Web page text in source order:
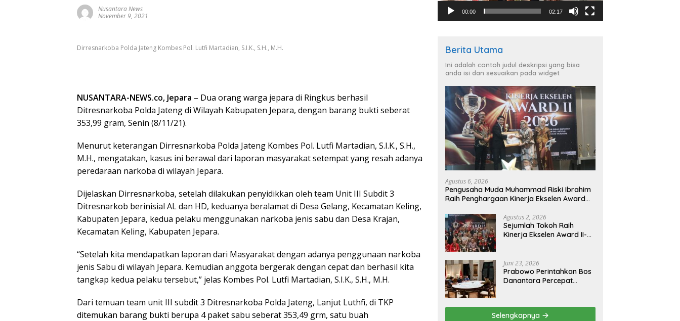
Nusantara News
November 9, 2021
Dirresnarkoba Polda Jateng Kombes Pol. Lutfi Martadian, S.I.K., S.H., M.H.
NUSANTARA-NEWS.co, Jepara – Dua orang warga jepara di Ringkus berhasil
Ditresnarkoba Polda Jateng di Wilayah Kabupaten Jepara, dengan barang bukti seberat
353,99 gram, Senin (8/11/21).
Menurut keterangan Dirresnarkoba Polda Jateng Kombes Pol. Lutfi Martadian, S.I.K., S.H.,
M.H., mengatakan, kasus ini berawal dari laporan masyarakat setempat yang resah adanya
peredaraan narkoba di wilayah Jepara.
Dijelaskan Dirresnarkoba, setelah dilakukan penyidikkan oleh team Unit III Subdit 3
Ditresnarkob berinisial AL dan HD, keduanya beralamat di Desa Gelang, Kecamatan Keling,
Kabupaten Jepara, kedua pelaku menggunakan narkoba jenis sabu dan Desa Krajan,
Kecamatan Keling, Kabupaten Jepara.
“Setelah kita mendapatkan laporan dari Masyarakat dengan adanya penggunaan narkoba
jenis Sabu di wilayah Jepara. Kemudian anggota bergerak dengan cepat dan berhasil kita
tangkap kedua pelaku tersebut,” jelas Kombes Pol. Lutfi Martadian, S.I.K., S.H., M.H.
Dari temuan team unit III subdit 3 Ditresnarkoba Polda Jateng, Lanjut Luthfi, di TKP
ditemukan barang bukti berupa 4 paket sabu seberat 353,49 grm, satu buah
00:00 02:17
Berita Utama
Ini adalah contoh judul deskripsi yang bisa
anda isi dan sesuaikan pada widget
Agustus 6, 2026
Pengusaha Muda Muhammad Riski Ibrahim
Raih Penghargaan Kinerja Ekselen Award
Agustus 2, 2026
Sejumlah Tokoh Raih
Kinerja Ekselen Award II-
Juni 23, 2026
Prabowo Perintahkan Bos
Danantara Percepat
Ekonomi Baru
Selengkapnya